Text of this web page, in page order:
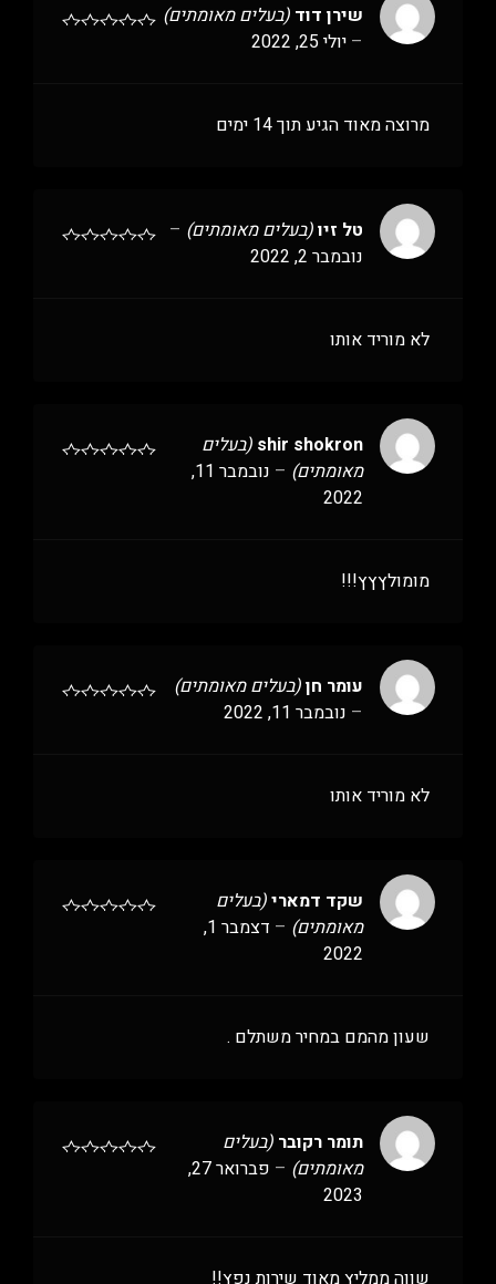
שירן דוד (בעלים מאומתים)
– יולי 25, 2022
מרוצה מאוד הגיע תוך 14 ימים
טל זיו(בעלים מאומתים) –
נובמבר 2, 2022
לא מוריד אותו
shir shokron (בעלים
מאומתים) –
נובמבר 11,
2022
מומולץץץ!!!
עומר חן(בעלים מאומתים)
– נובמבר 11, 2022
לא מוריד אותו
שקד דמארי(בעלים
מאומתים) –
דצמבר 1,
2022
שעון מהמם במחיר משתלם .
תומר רקובר (בעלים
מאומתים) –
פברואר 27,
2023
שווה ממליץ מאוד שירות נפץ!!